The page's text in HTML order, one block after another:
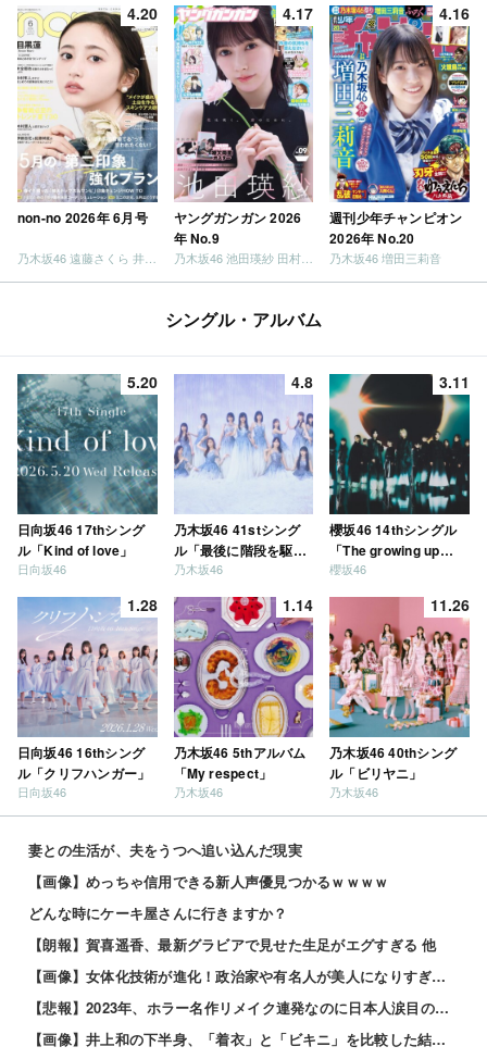
4.20
non-no 2026年 6月号
4.17
ヤングガンガン 2026
年 No.9
乃木坂46 池田瑛紗 田村真佑
4.16
週刊少年チャンピオン
2026年 No.20
乃木坂46 増田三莉音
シングル・アルバム
5.20
日向坂46 17thシング
ル「Kind of love」
日向坂46
4.8
乃木坂46 41stシング
ル「最後に階段を駆け
上がったのはいつ
乃木坂46
3.11
櫻坂46 14thシングル
「The growing up
train」
櫻坂46
1.28
日向坂46 16thシング
ル「クリフハンガー」
日向坂46
1.14
乃木坂46 5thアルバム
「My respect」
乃木坂46
11.26
乃木坂46 40thシング
ル「ビリヤニ」
乃木坂46
妻との生活が、夫をうつへ追い込んだ現実
【画像】めっちゃ信用できる新人声優見つかるｗｗｗｗ
どんな時にケーキ屋さんに行きますか？
【朗報】賀喜遥香、最新グラビアで見せた生足がエグすぎる 他
【画像】女体化技術が進化！政治家や有名人が美人になりすぎて草ｗｗｗｗ 他
【悲報】2023年、ホラー名作リメイク連発なのに日本人涙目の理由がこれｗｗｗｗ 他
【画像】井上和の下半身、「着衣」と「ビキニ」を比較した結果wwwwww